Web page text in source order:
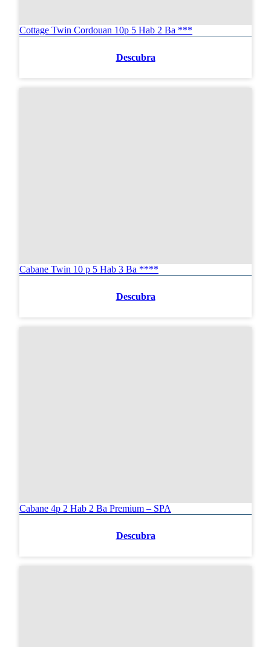
Cottage Twin Cordouan 10p 5 Hab 2 Ba ***
Descubra
Cabane Twin 10 p 5 Hab 3 Ba ****
Descubra
Cabane 4p 2 Hab 2 Ba Premium – SPA
Descubra